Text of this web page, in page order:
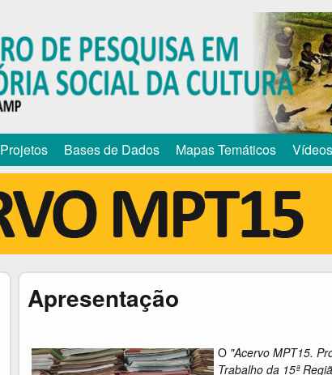
para
o
conteúdo
Projetos Bases de Dados Mapas Temáticos Vídeos
Apresentação
O "Acervo MPT15. P
Trabalho da 15ª